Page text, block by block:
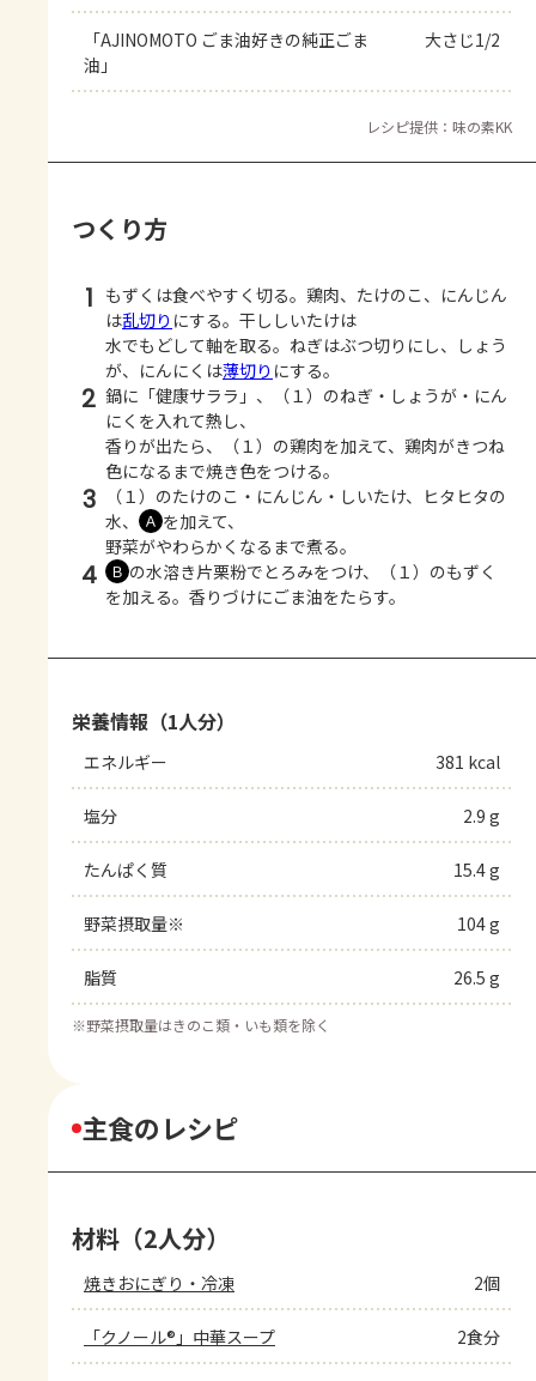
「AJINOMOTO ごま油好きの純正ごま
油」
大さじ1/2
レシピ提供：味の素KK
つくり方
1 もずくは食べやすく切る。鶏肉、たけのこ、にんじん
は乱切り にする。干ししいたけは
水でもどして軸を取る。ねぎはぶつ切りにし、しょう
が、にんにくは薄切り にする。
2 鍋に「健康サララ」、（１）のねぎ・しょうが・にん
にくを入れて熱し、
香りが出たら、（１）の鶏肉を加えて、鶏肉がきつね
色になるまで焼き色をつける。
3
（１）のたけのこ・にんじん・しいたけ、ヒタヒタの
水、
Ａ を加えて、
野菜がやわらかくなるまで煮る。
4 Ｂ の水溶き片栗粉でとろみをつけ、（１）のもずく
を加える。香りづけにごま油をたらす。
栄養情報（1人分）
エネルギー 381 kcal
塩分 2.9 g
たんぱく質 15.4 g
野菜摂取量※ 104 g
脂質 26.5 g
※野菜摂取量はきのこ類・いも類を除く
主食のレシピ
材料（2人分）
焼きおにぎり・冷凍 2個
「クノール®」中華スープ 2食分